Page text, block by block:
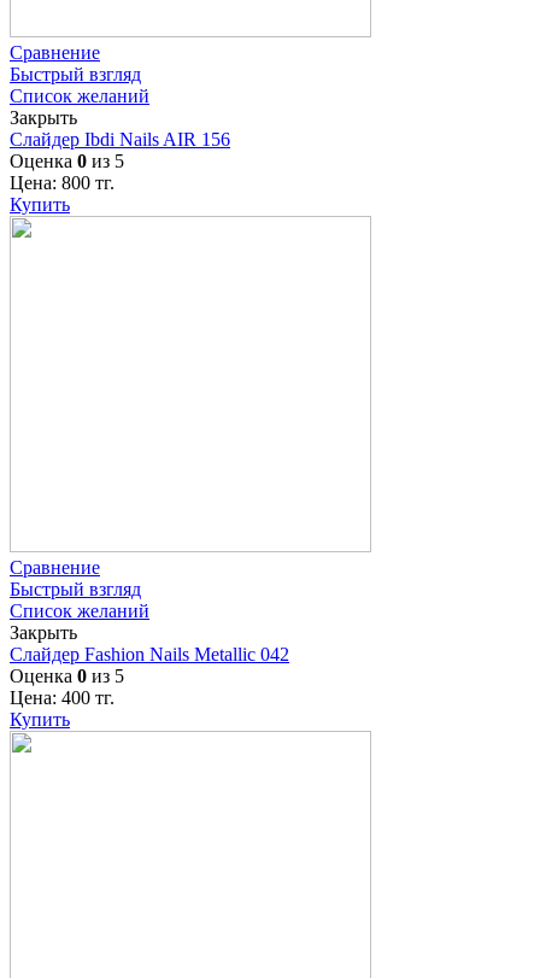
Сравнение
Быстрый взгляд
Список желаний
Закрыть
Слайдер Ibdi Nails AIR 156
Оценка 0 из 5
Цена: 800 тг.
Купить
Сравнение
Быстрый взгляд
Список желаний
Закрыть
Слайдер Fashion Nails Metallic 042
Оценка 0 из 5
Цена: 400 тг.
Купить